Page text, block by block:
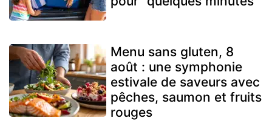
Menu sans gluten, 8
août : une symphonie
estivale de saveurs avec
pêches, saumon et fruits
rouges